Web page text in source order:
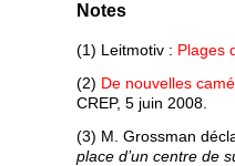
Notes
(1) Leitmotiv : Plages
(2) De nouvelles
CREP, 5 juin 2008.
(3) M. Grossman
place d’un centre de